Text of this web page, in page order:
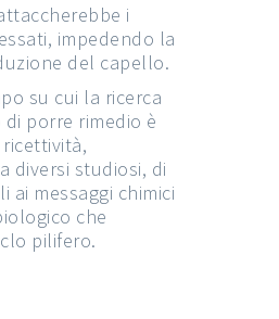
i
impedendo la
del capello.
su cui la ricerca
porre rimedio è
diversi studiosi, di
ai messaggi chimici
che
pilifero.